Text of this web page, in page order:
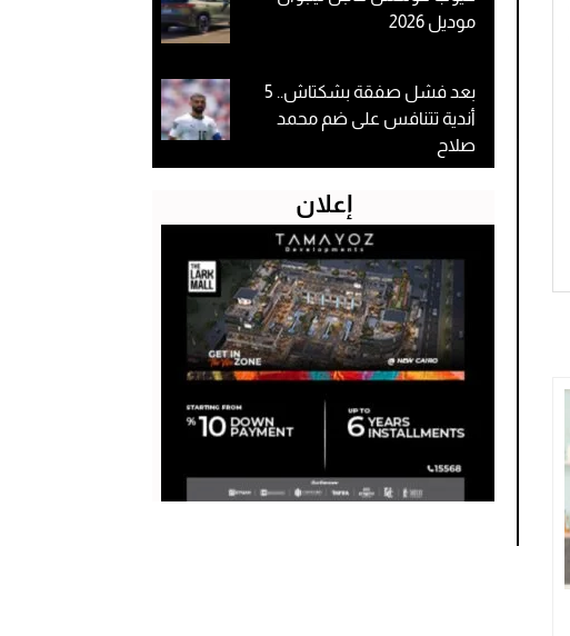
موديل 2026
بعد فشل صفقة بشكتاش.. 5
أندية تتنافس على ضم محمد
صلاح
إعلان